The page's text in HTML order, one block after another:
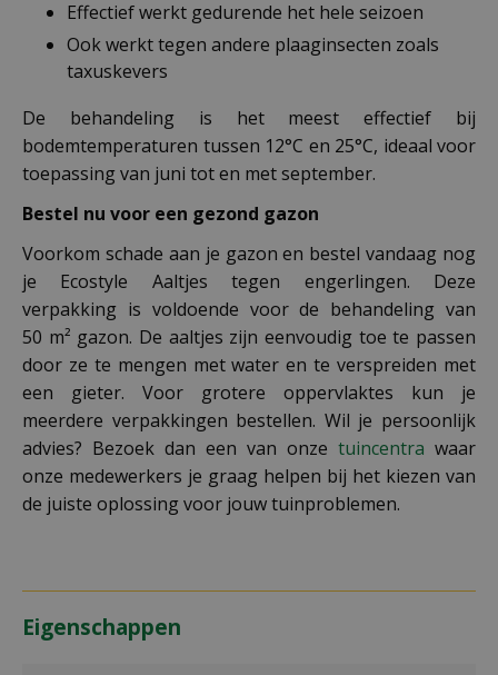
Effectief werkt gedurende het hele seizoen
Ook werkt tegen andere plaaginsecten zoals
taxuskevers
De behandeling is het meest effectief bij
bodemtemperaturen tussen 12°C en 25°C, ideaal voor
toepassing van juni tot en met september.
Bestel nu voor een gezond gazon
Voorkom schade aan je gazon en bestel vandaag nog
je Ecostyle Aaltjes tegen engerlingen. Deze
verpakking is voldoende voor de behandeling van
50 m² gazon. De aaltjes zijn eenvoudig toe te passen
door ze te mengen met water en te verspreiden met
een gieter. Voor grotere oppervlaktes kun je
meerdere verpakkingen bestellen. Wil je persoonlijk
advies? Bezoek dan een van onze tuincentra waar
onze medewerkers je graag helpen bij het kiezen van
de juiste oplossing voor jouw tuinproblemen.
Eigenschappen